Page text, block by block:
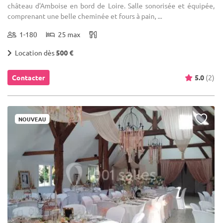
château d'Amboise en bord de Loire. Salle sonorisée et équipée,
comprenant une belle cheminée et fours à pain, ...
1-180 25 max
Location dès 500 €
Contacter 5.0 (2)
NOUVEAU